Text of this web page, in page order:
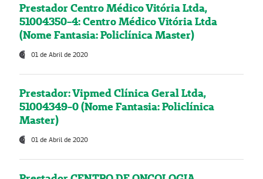
Prestador Centro Médico Vitória Ltda,
51004350-4: Centro Médico Vitória Ltda
(Nome Fantasia: Policlínica Master)
01 de Abril de 2020
Prestador: Vipmed Clínica Geral Ltda,
51004349-0 (Nome Fantasia: Policlínica
Master)
01 de Abril de 2020